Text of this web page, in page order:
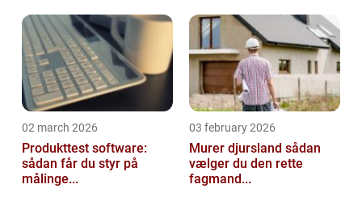
02 march 2026
Produkttest software:
sådan får du styr på
målinge...
03 february 2026
Murer djursland sådan
vælger du den rette
fagmand...